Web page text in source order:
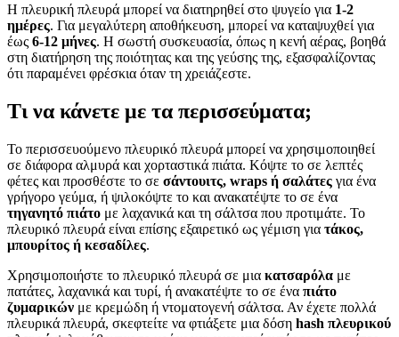
Η πλευρική πλευρά μπορεί να διατηρηθεί στο ψυγείο για 1-2
ημέρες. Για μεγαλύτερη αποθήκευση, μπορεί να καταψυχθεί για
έως 6-12 μήνες. Η σωστή συσκευασία, όπως η κενή αέρας, βοηθά
στη διατήρηση της ποιότητας και της γεύσης της, εξασφαλίζοντας
ότι παραμένει φρέσκια όταν τη χρειάζεστε.
Τι να κάνετε με τα περισσεύματα;
Το περισσευούμενο πλευρικό πλευρά μπορεί να χρησιμοποιηθεί
σε διάφορα αλμυρά και χορταστικά πιάτα. Κόψτε το σε λεπτές
φέτες και προσθέστε το σε σάντουιτς, wraps ή σαλάτες για ένα
γρήγορο γεύμα, ή ψιλοκόψτε το και ανακατέψτε το σε ένα
τηγανητό πιάτο με λαχανικά και τη σάλτσα που προτιμάτε. Το
πλευρικό πλευρά είναι επίσης εξαιρετικό ως γέμιση για τάκος,
μπουρίτος ή κεσαδίλες.
Χρησιμοποιήστε το πλευρικό πλευρά σε μια κατσαρόλα με
πατάτες, λαχανικά και τυρί, ή ανακατέψτε το σε ένα πιάτο
ζυμαρικών με κρεμώδη ή ντοματογενή σάλτσα. Αν έχετε πολλά
πλευρικά πλευρά, σκεφτείτε να φτιάξετε μια δόση hash πλευρικού